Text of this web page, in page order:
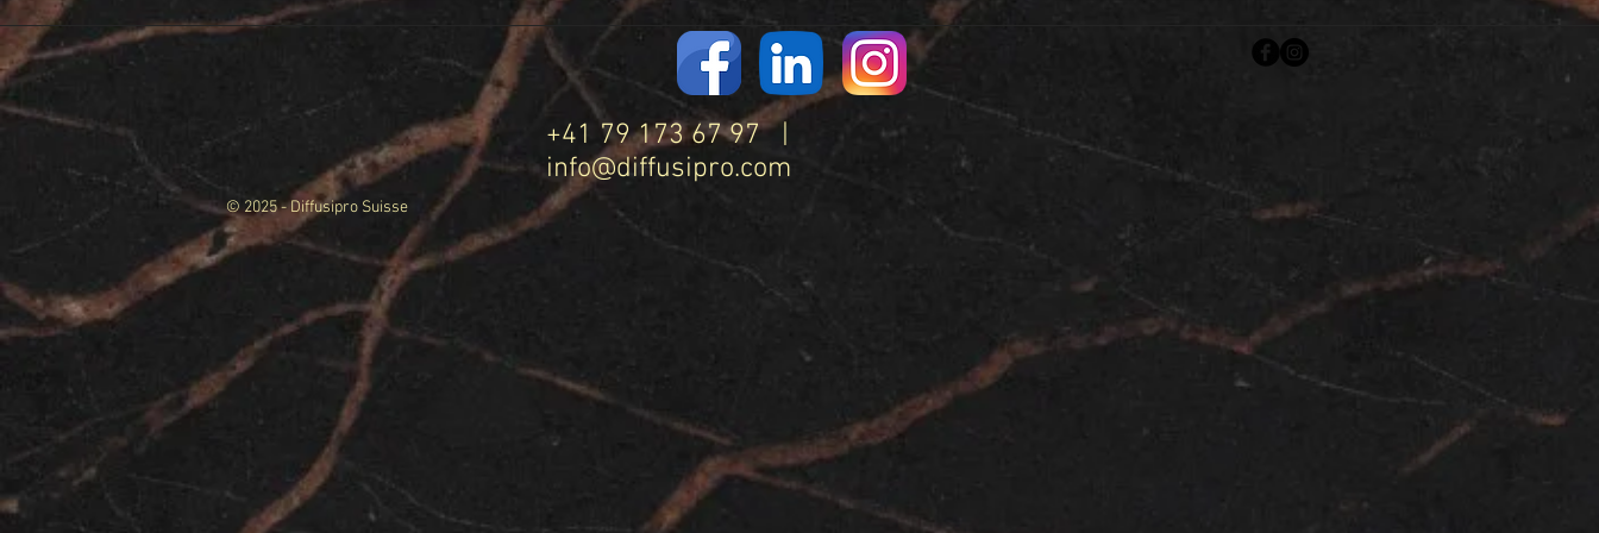
+41 79 173 67 97 |
info@diffusipro.com
© 2025 - Diffusipro Suisse